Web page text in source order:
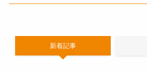
新着記事